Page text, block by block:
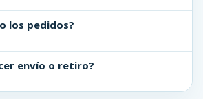
los pedidos?
envío o retiro?